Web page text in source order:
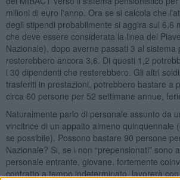
milioni di euro l'anno. Ora se si calcola che
degli stipendi probabilmente si aggira sui 6,6
che deve essere considerata la linea del
Nazionale), dopo averne passati 3 al sistema
resterebbero ancora 3,6. Di questi 1,2
i 30 dipendenti che resterebbero. Gli altri
trasferiti in prestazioni, potrebbero bastare a
circa 60 persone per 52 settimane annue,
Naturalmente parlo di personale assunto da
vincitrice di un appalto almeno quinquennale
se possibile). Possono bastare 90 persone
Nazionale? Si, se i non “prepensionati” sono
personale entrante, giovane, fortemente
contratto a tempo indeterminato, lavorerà